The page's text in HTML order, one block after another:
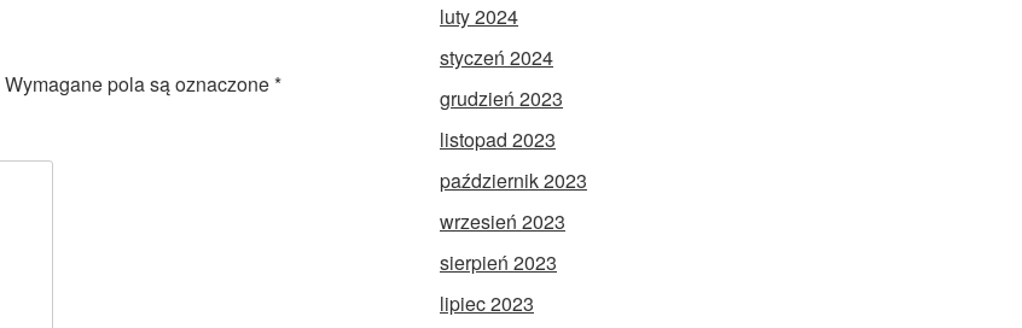
Wymagane pola są oznaczone*
luty 2024
styczeń 2024
grudzień 2023
listopad 2023
październik 2023
wrzesień 2023
sierpień 2023
lipiec 2023